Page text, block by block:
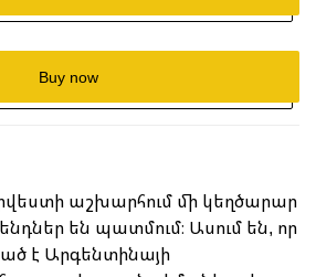
Buy now
աշխարհում մի կեղծարար
են պատմում։ Ասում են, որ
է Արգենտինայի